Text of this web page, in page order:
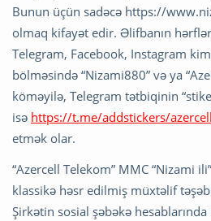
Bunun üçün sadəcə https://
olmaq kifayət edir. Əlifbanın
Telegram, Facebook, Instagram
bölməsində “Nizami880” və ya
köməyilə, Telegram tətbiqinin
isə https://t.me/addstickers/azercell
etmək olar.
“Azercell Telekom” MMC “Nizami
klassikə həsr edilmiş müxtəlif
Şirkətin sosial şəbəkə